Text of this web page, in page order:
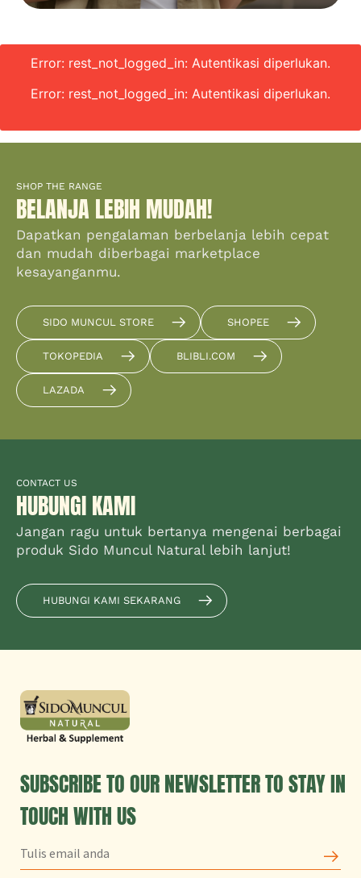
Error: rest_not_logged_in: Autentikasi diperlukan.
Error: rest_not_logged_in: Autentikasi diperlukan.
SHOP THE RANGE
BELANJA LEBIH MUDAH!
Dapatkan pengalaman berbelanja lebih cepat
dan mudah diberbagai marketplace
kesayanganmu.
SIDO MUNCUL STORE SHOPEE
TOKOPEDIA BLIBLI.COM
LAZADA
CONTACT US
HUBUNGI KAMI
Jangan ragu untuk bertanya mengenai berbagai
produk Sido Muncul Natural lebih lanjut!
HUBUNGI KAMI SEKARANG
SUBSCRIBE TO OUR NEWSLETTER TO STAY IN
TOUCH WITH US